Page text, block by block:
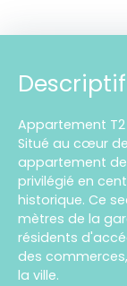
Appartement
Situé au cœur
appartement
privilégié en
historique. Ce
mètres de la
résidents
des
la ville.